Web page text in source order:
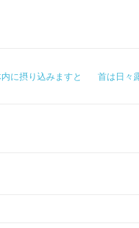
に摂り込みますと 首は日々